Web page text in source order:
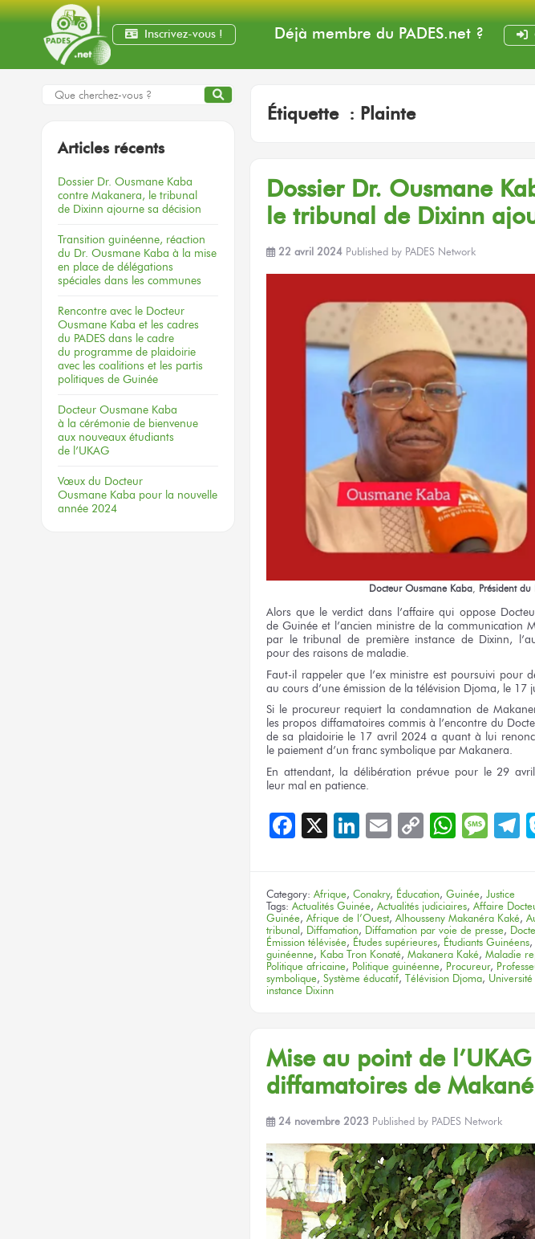
Inscrivez-vous ! Déjà membre du PADES.net?
Étiquette : Plainte
Dossier Dr. Ousmane
le tribunal de Dixinn
22 avril 2024 Published by PADES Network
Docteur Ousmane Kaba, Président du
Alorsque le verdict dans l’affaire qui oppose
de Guinée et l’ancien ministrede la communication
par le tribunal
de premièreinstance de Dixinn,
pour des raisons de maladie.
Faut-il rappeler que l’ex ministre est poursuivi pour
au cours d’une émission de la télévision Djoma, le 17
Si le procureurrequiert la condamnation de
les propos diffamatoires commisà l’encontre du
de sa plaidoirie le 17 avril 2024a quant à lui
le paiement d’un franc symbolique par Makanera.
En attendant, la délibération prévue pour le 29 avril
leur mal en patience.
Facebook
X LinkedIn
EmailCopy
Category: Afrique, Conakry, Éducation, Guinée, Justice
Tags: Actualités Guinée, Actualités judiciaires, Affaire
Guinée, Afrique de l’Ouest, Alhousseny Makanéra Kaké,
tribunal , Diffamation, Diffamation par voie de presse,
Émission télévisée, Études supérieures, Étudiants Guinéens,
guinéenne, Kaba Tron Konaté, Makanera Kaké, Maladie
Politique africaine, Politique guinéenne, Procureur,
symbolique, Système éducatif, Télévision Djoma,
instance Dixinn
Mise au point de l’UKAG
diffamatoires de
24 novembre 2023 Published by PADES Network
Articles récents
Dossier Dr. Ousmane Kaba
contre Makanera, le tribunal
de Dixinn ajourne sa décision
Transition guinéenne, réaction
du Dr. Ousmane Kaba à la mise
en place de délégations
spéciales dans les communes
Rencontre avec le Docteur
Ousmane Kaba et les cadres
du PADES dans le cadre
du programme de plaidoirie
avec les coalitions et les partis
politiques de Guinée
Docteur Ousmane Kaba
à la cérémonie de bienvenue
aux nouveaux étudiants
de l’UKAG
Vœux du Docteur
Ousmane Kaba pour la nouvelle
année 2024